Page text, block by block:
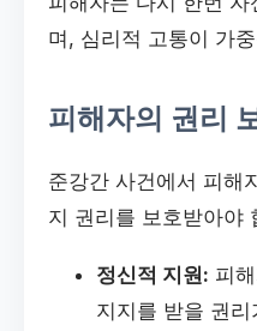
며, 심리적 고통이 가
피해자의 권리
준강간 사건에서 피해
지 권리를 보호받아야
정신적 지원: 피
지지를 받을 권리